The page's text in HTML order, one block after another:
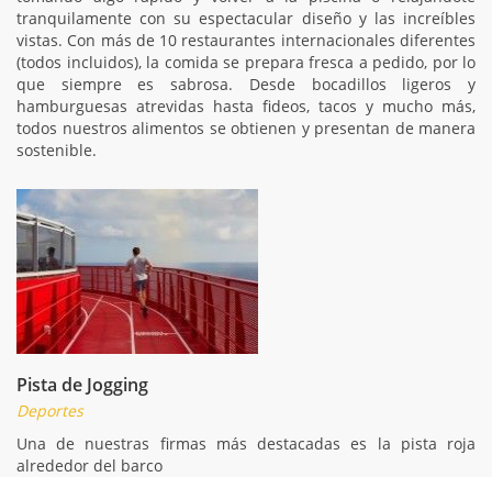
tranquilamente con su espectacular diseño y las increíbles
vistas. Con más de 10 restaurantes internacionales diferentes
(todos incluidos), la comida se prepara fresca a pedido, por lo
que siempre es sabrosa. Desde bocadillos ligeros y
hamburguesas atrevidas hasta fideos, tacos y mucho más,
todos nuestros alimentos se obtienen y presentan de manera
sostenible.
Pista de Jogging
Deportes
Una de nuestras firmas más destacadas es la pista roja
alrededor del barco